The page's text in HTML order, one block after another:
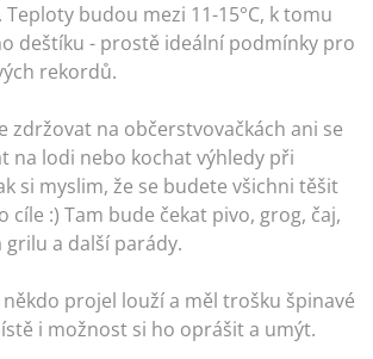
budou mezi 11-15°C, k tomu
deštíku - prostě ideální podmínky pro
rekordů.
zdržovat na občerstvovačkách ani se
na lodi nebo kochat výhledy při
si myslim, že se budete všichni těšit
cíle :) Tam bude čekat pivo, grog, čaj,
grilu a další parády.
projel louží a měl trošku špinavé
i možnost si ho oprášit a umýt.